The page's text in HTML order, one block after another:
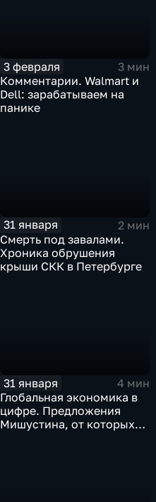
3 февраля
3 мин
Комментарии. Walmart и
Dell: зарабатываем на
панике
31 января
2 мин
Смерть под завалами.
Хроника обрушения
крыши СКК в Петербурге
31 января
4 мин
Глобальная экономика в
цифре. Предложения
Мишустина, от которых